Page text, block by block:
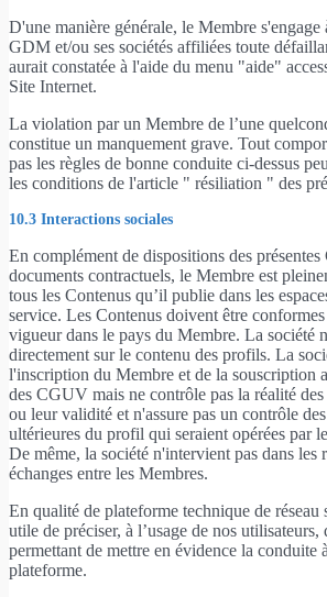
D'une manière générale, le Membre s'engage
GDM et/ou ses sociétés affiliées toute
aurait constatée à l'aide du menu "aide"
Site Internet.
La violation par un Membre de l’une
constitue un manquement grave. Tout
pas les règles de bonne conduite ci-dessus
les conditions de l'article " résiliation " des
10.3 Interactions sociales
En complément de dispositions des
documents contractuels, le Membre est
tous les Contenus qu’il publie dans les
service. Les Contenus doivent être
vigueur dans le pays du Membre. La société
directement sur le contenu des profils. La
l'inscription du Membre et de la souscription
des CGUV mais ne contrôle pas la réalité
ou leur validité et n'assure pas un contrôle
ultérieures du profil qui seraient opérées par
De même, la société n'intervient pas dans les
échanges entre les Membres.
En qualité de plateforme technique de
utile de préciser, à l’usage de nos
permettant de mettre en évidence la conduite
plateforme.